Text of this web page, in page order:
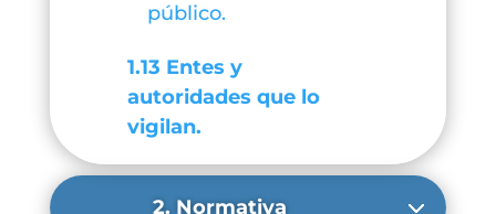
público.
1.13 Entes y
autoridades que lo
vigilan.
2. Normativa